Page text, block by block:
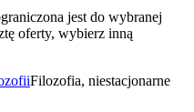
jest do wybranej
oferty, wybierz inną
Filozofia, niestacjonarne